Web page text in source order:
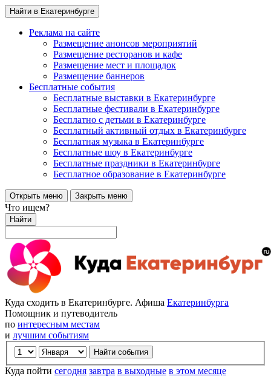
Найти в Екатеринбурге
Реклама на сайте
Размещение анонсов мероприятий
Размещение ресторанов и кафе
Размещение мест и площадок
Размещение баннеров
Бесплатные события
Бесплатные выставки в Екатеринбурге
Бесплатные фестивали в Екатеринбурге
Бесплатно с детьми в Екатеринбурге
Бесплатный активный отдых в Екатеринбурге
Бесплатная музыка в Екатеринбурге
Бесплатные шоу в Екатеринбурге
Бесплатные праздники в Екатеринбурге
Бесплатное образование в Екатеринбурге
Открыть меню Закрыть меню
Что ищем?
Найти
Куда сходить в Екатеринбурге. Афиша Екатеринбурга
Помощник и путеводитель
по интересным местам
и лучшим событиям
Куда пойти сегодня завтра в выходные в этом месяце